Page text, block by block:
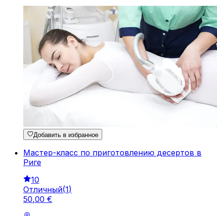
Добавить в избранное
Мастер-класс по приготовлению десертов в
Риге
10
Отличный(1)
50,00 €